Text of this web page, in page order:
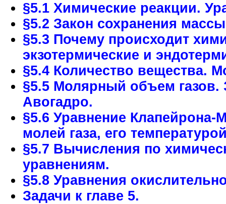
§5.1 Химические реакции.
§5.2 Закон сохранения
§5.3 Почему происходит
экзотермические и
§5.4 Количество вещества.
§5.5 Молярный объем газов.
Авогадро.
§5.6 Уравнение
молей газа, его
§5.7 Вычисления по
уравнениям.
§5.8 Уравнения
Задачи к главе 5.